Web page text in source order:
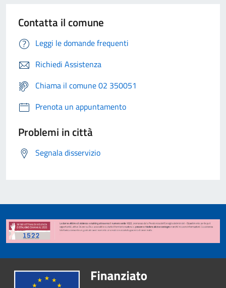
Contatta il comune
Leggi le domande frequenti
Richiedi Assistenza
Chiama il comune 02 350051
Prenota un appuntamento
Problemi in città
Segnala disservizio